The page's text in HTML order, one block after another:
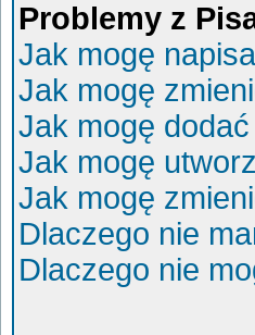
Problemy z
Jak mogę
Jak mogę
Jak mogę
Jak mogę
Jak mogę
Dlaczego nie
Dlaczego nie